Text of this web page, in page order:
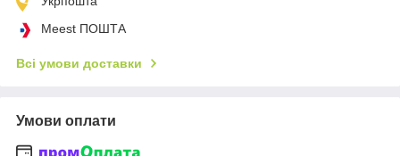
Meest ПОШТА
Всі умови доставки
Умови оплати